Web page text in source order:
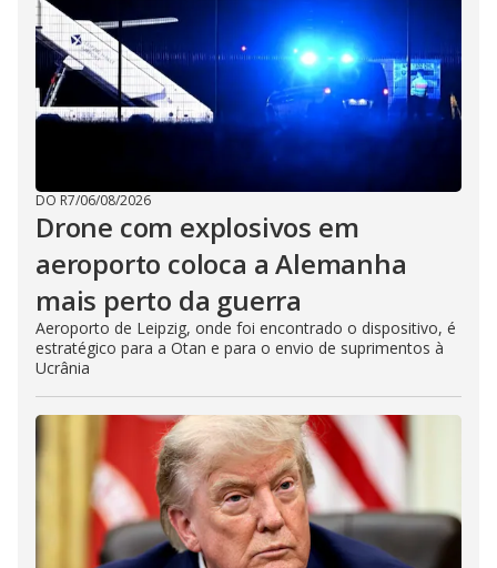
DO R7/06/08/2026
Drone com explosivos em
aeroporto coloca a Alemanha
mais perto da guerra
Aeroporto de Leipzig, onde foi encontrado o dispositivo, é
estratégico para a Otan e para o envio de suprimentos à
Ucrânia